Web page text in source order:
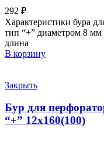
292 ₽
Характеристики бура
тип “+” диаметром 8
длина
В корзину
Закрыть
Бур для
“+” 12х160(100)